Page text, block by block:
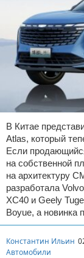
В Китае
Atlas, который
Если
на собственной
на архитектуру
разработала
XC40 и Geely
Boyue, а новинка
Константин Ильин
Автомобили